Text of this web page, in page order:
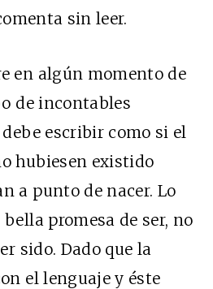
sin leer.
en algún momento de
de incontables
escribir como si el
hubiesen existido
a punto de nacer. Lo
promesa de ser, no
sido. Dado que la
el lenguaje y éste